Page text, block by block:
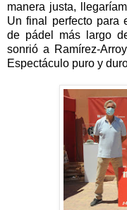
manera justa,
Un final perfecto para
de pádel más largo
sonrió a Ramírez-
Espectáculo puro y